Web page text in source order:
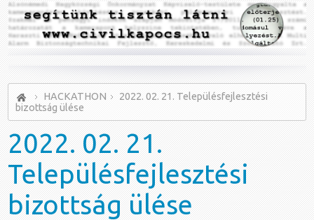
HACKATHON
2022. 02. 21. Településfejlesztési
bizottság ülése
2022. 02. 21.
Településfejlesztési
bizottság ülése